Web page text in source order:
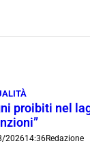
proibiti nel
202614:36Redazione